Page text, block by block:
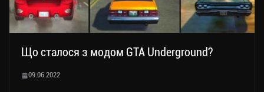
Що сталося з модом GTA Underground?
09.06.2022